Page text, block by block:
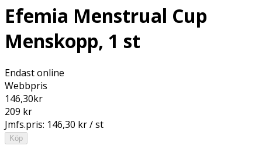
Efemia Menstrual Cup
Menskopp, 1 st
Endast online
Webbpris
146,30kr
209 kr
Jmfs.pris: 146,30 kr / st
Köp